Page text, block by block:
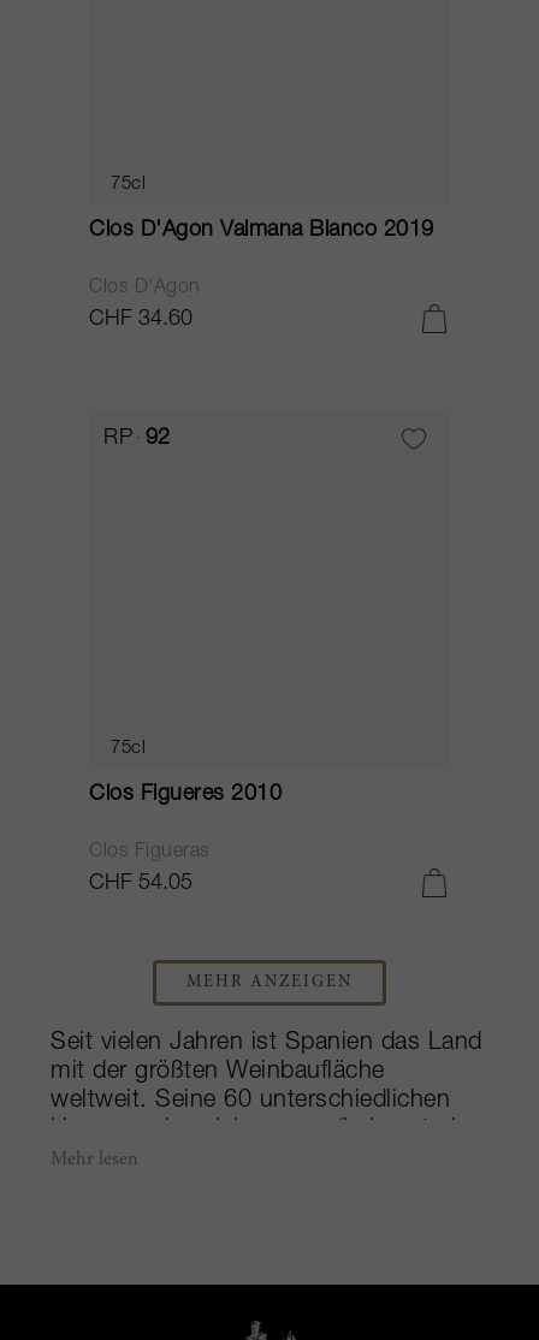
75cl
Clos D'Agon Valmana Blanco 2019
Clos D'Agon
CHF 34.60
RP 92
75cl
Clos Figueres 2010
Clos Figueras
CHF 54.05
MEHR ANZEIGEN
Seit vielen Jahren ist Spanien das Land
mit der größten Weinbaufläche
weltweit. Seine 60 unterschiedlichen
DO oder DOCa) verteilen sich auf 1,16
hervorzubringen, sind Ribera del Duero,
Mehr lesen